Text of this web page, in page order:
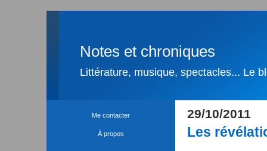
Notes et chroniques
Littérature, musique, spectacles... Le
Me contacter
À propos
29/10/2011
Les